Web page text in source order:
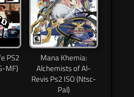
PS2
MF)
Mana Khemia:
Alchemists of Al-
Revis Ps2 ISO (Ntsc-
Pal)